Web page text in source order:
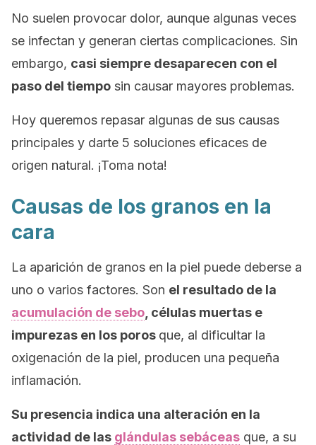
No suelen provocar dolor, aunque algunas veces
se infectan y generan ciertas complicaciones. Sin
embargo, casi siempre desaparecen con el
paso del tiempo sin causar mayores problemas.
Hoy queremos repasar algunas de sus causas
principales y darte 5 soluciones eficaces de
origen natural. ¡Toma nota!
Causas de los granos en la
cara
La aparición de granos en la piel puede deberse a
uno o varios factores. Son el resultado de la
acumulación de sebo , células muertas e
impurezas en los poros que, al dificultar la
oxigenación de la piel, producen una pequeña
inflamación.
Su presencia indica una alteración en la
actividad de las glándulas sebáceas que, a su